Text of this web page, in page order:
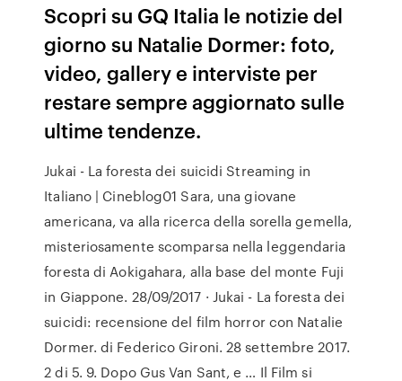
Scopri su GQ Italia le notizie del
giorno su Natalie Dormer: foto,
video, gallery e interviste per
restare sempre aggiornato sulle
ultime tendenze.
Jukai - La foresta dei suicidi Streaming in
Italiano | Cineblog01 Sara, una giovane
americana, va alla ricerca della sorella gemella,
misteriosamente scomparsa nella leggendaria
foresta di Aokigahara, alla base del monte Fuji
in Giappone. 28/09/2017 · Jukai - La foresta dei
suicidi: recensione del film horror con Natalie
Dormer. di Federico Gironi. 28 settembre 2017.
2 di 5. 9. Dopo Gus Van Sant, e … Il Film si